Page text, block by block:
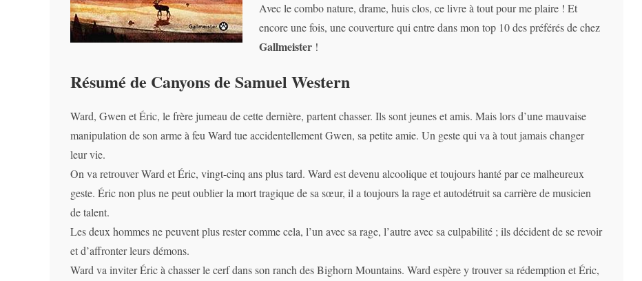
Avec le combo nature, drame, huis clos, ce livre à tout pour me plaire ! Et
encore une fois, une couverture qui entre dans mon top 10 des préférés de chez
Gallmeister !
Résumé de Canyons de Samuel Western
Ward, Gwen et Éric, le frère jumeau de cette dernière, partent chasser. Ils sont jeunes et amis. Mais lors d’une mauvaise
manipulation de son arme à feu Ward tue accidentellement Gwen, sa petite amie. Un geste qui va à tout jamais changer
leur vie.
On va retrouver Ward et Éric, vingt-cinq ans plus tard. Ward est devenu alcoolique et toujours hanté par ce malheureux
geste. Éric non plus ne peut oublier la mort tragique de sa sœur, il a toujours la rage et autodétruit sa carrière de musicien
de talent.
Les deux hommes ne peuvent plus rester comme cela, l’un avec sa rage, l’autre avec sa culpabilité ; ils décident de se revoir
et d’affronter leurs démons.
Ward va inviter Éric à chasser le cerf dans son ranch des Bighorn Mountains. Ward espère y trouver sa rédemption et Éric,